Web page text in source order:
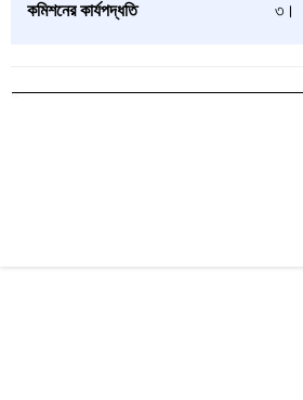
কমিশনের কার্যপদ্ধতি ৩।